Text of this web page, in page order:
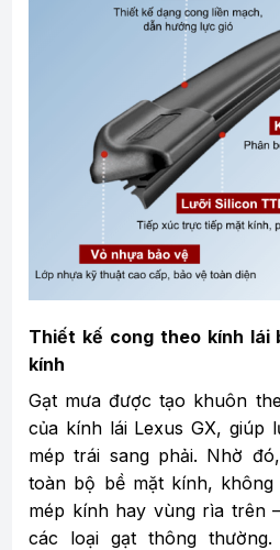
Thiết kế cong theo kính lái
kính
Gạt mưa được tạo khuôn
của kính lái Lexus GX, giúp
mép trái sang phải. Nhờ
toàn bộ bề mặt kính,
mép kính hay vùng rìa trên
các loại gạt thông